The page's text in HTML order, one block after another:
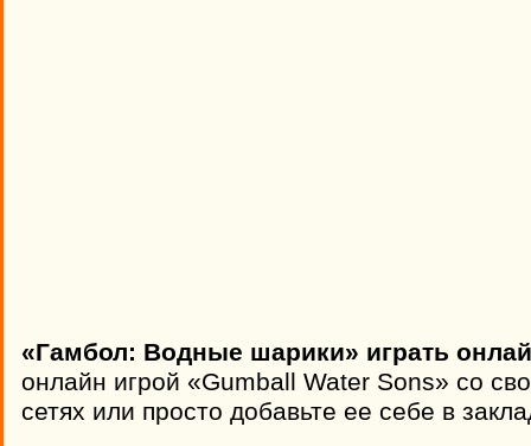
«Гамбол: Водные шарики» играть
онлайн игрой «Gumball Water Sons» со
сетях или просто добавьте ее себе в